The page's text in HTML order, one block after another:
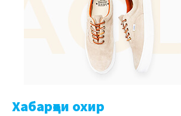
Хабарҳои охир